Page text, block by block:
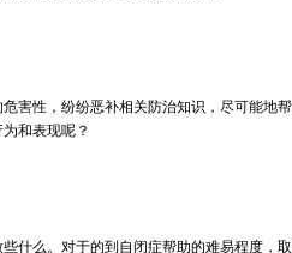
害性，纷纷恶补相关防治知识，尽可能地
和表现呢？
什么。对于的到自闭症帮助的难易程度，